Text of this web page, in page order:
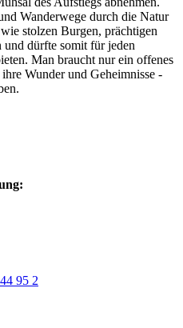
Wanderwege durch die Natur
stolzen Burgen, prächtigen
dürfte somit für jeden
Man braucht nur ein offenes
Wunder und Geheimnisse -
95 2